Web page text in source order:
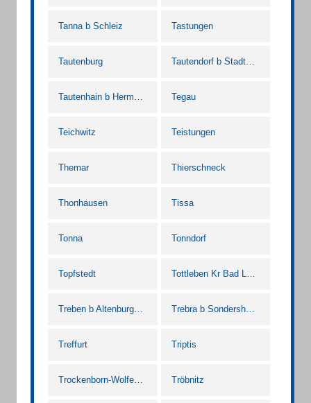
Tanna b Schleiz Tastungen
Tautenburg Tautendorf b Stadtroda
Tautenhain b Hermsdorf Thür Tegau
Teichwitz Teistungen
Themar Thierschneck
Thonhausen Tissa
Tonna Tonndorf
Topfstedt Tottleben Kr Bad Langensalza
Treben b Altenburg Thür Trebra b Sondershausen
Treffurt Triptis
Trockenborn-Wolfersdorf Tröbnitz